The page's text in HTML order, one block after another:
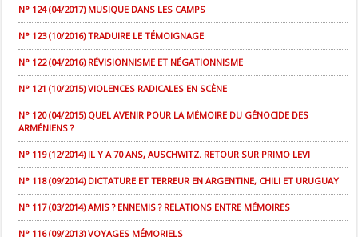
N° 124 (04/2017) MUSIQUE DANS LES CAMPS
N° 123 (10/2016) TRADUIRE LE TÉMOIGNAGE
N° 122 (04/2016) RÉVISIONNISME ET NÉGATIONNISME
N° 121 (10/2015) VIOLENCES RADICALES EN SCÈNE
N° 120 (04/2015) QUEL AVENIR POUR LA MÉMOIRE DU GÉNOCIDE DES
ARMÉNIENS ?
N° 119 (12/2014) IL Y A 70 ANS, AUSCHWITZ. RETOUR SUR PRIMO LEVI
N° 118 (09/2014) DICTATURE ET TERREUR EN ARGENTINE, CHILI ET URUGUAY
N° 117 (03/2014) AMIS ? ENNEMIS ? RELATIONS ENTRE MÉMOIRES
N° 116 (09/2013) VOYAGES MÉMORIELS